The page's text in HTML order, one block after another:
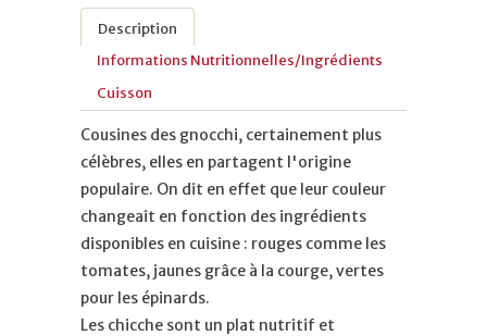
Description
Informations Nutritionnelles/Ingrédients
Cuisson
Cousines des gnocchi, certainement plus
célèbres, elles en partagent l'origine
populaire. On dit en effet que leur couleur
changeait en fonction des ingrédients
disponibles en cuisine : rouges comme les
tomates, jaunes grâce à la courge, vertes
pour les épinards.
Les chicche sont un plat nutritif et